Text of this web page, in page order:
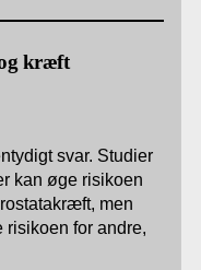
kræft
svar. Studier
kan øge risikoen
men
for andre,